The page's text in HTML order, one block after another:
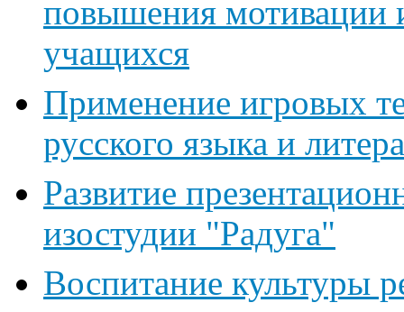
повышения мотивации
учащихся
Применение игровых
русского языка и
Развитие
изостудии "Радуга"
Воспитание культуры